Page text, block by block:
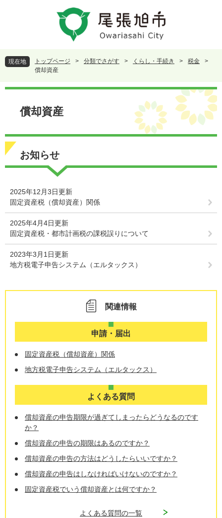
頭
で
。
飛
ば
て
現在地 トップページ > 分類でさがす > くらし・手続き > 税金
>
償却資産
本
償却資産
お知らせ
2025年12月3日更新
固定資産税（償却資産）関係
2025年4月4日更新
固定資産税・都市計画税の課税誤りについて
2023年3月1日更新
地方税電子申告システム（エルタックス）
関連情報
申請・届出
固定資産税（償却資産）関係
地方税電子申告システム（エルタックス）
よくある質問
償却資産の申告期限が過ぎてしまったらどうなるのです
か？
償却資産の申告の期限はあるのですか？
償却資産の申告の方法はどうしたらいいですか？
償却資産の申告はしなければいけないのですか？
固定資産税でいう償却資産とは何ですか？
よくある質問の一覧